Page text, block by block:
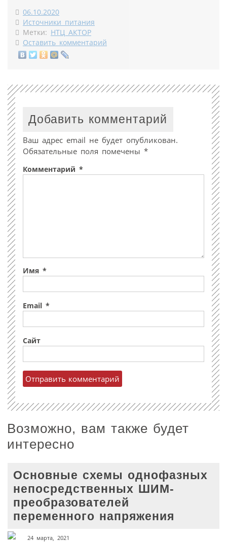
06.10.2020
Источники питания
Метки: НТЦ АКТОР
Оставить комментарий
Добавить комментарий
Ваш адрес email не будет опубликован.
Обязательные поля помечены *
Комментарий *
Имя *
Email *
Сайт
Возможно, вам также будет
интересно
Основные схемы однофазных
непосредственных ШИМ-
преобразователей
переменного напряжения
24 марта, 2021